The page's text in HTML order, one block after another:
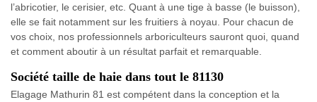
l’abricotier, le cerisier, etc. Quant à une tige à basse (le buisson),
elle se fait notamment sur les fruitiers à noyau. Pour chacun de
vos choix, nos professionnels arboriculteurs sauront quoi, quand
et comment aboutir à un résultat parfait et remarquable.
Société taille de haie dans tout le 81130
Elagage Mathurin 81 est compétent dans la conception et la